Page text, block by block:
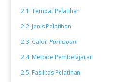
2.1. Tempat Pelatihan
2.2. Jenis Pelatihan
2.3. Calon Participant
2.4. Metode Pembelajaran
2.5. Fasilitas Pelatihan